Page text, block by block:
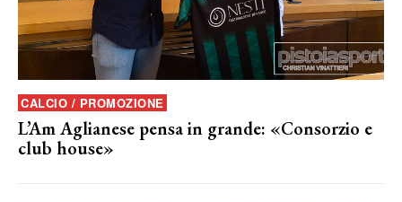
CALCIO / PROMOZIONE
L’Am Aglianese pensa in grande: «Consorzio e
club house»